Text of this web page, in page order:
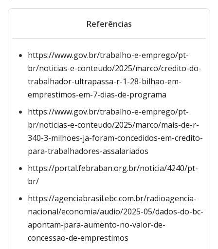
Referências
https://www.gov.br/trabalho-e-emprego/pt-
br/noticias-e-conteudo/2025/marco/credito-do-
trabalhador-ultrapassa-r-1-28-bilhao-em-
emprestimos-em-7-dias-de-programa
https://www.gov.br/trabalho-e-emprego/pt-
br/noticias-e-conteudo/2025/marco/mais-de-r-
340-3-milhoes-ja-foram-concedidos-em-credito-
para-trabalhadores-assalariados
https://portal.febraban.org.br/noticia/4240/pt-
br/
https://agenciabrasil.ebc.com.br/radioagencia-
nacional/economia/audio/2025-05/dados-do-bc-
apontam-para-aumento-no-valor-de-
concessao-de-emprestimos